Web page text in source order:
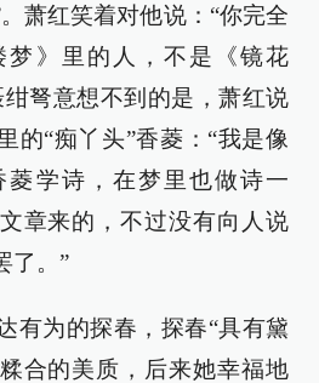
萧红笑着对他说：“你完全
梦》里的人，不是《镜花
弩意想不到的是，萧红说
的“痴丫头”香菱：“我是像
菱学诗，在梦里也做诗一
章来的，不过没有向人说
了。”
有为的探春，探春“具有黛
合的美质，后来她幸福地